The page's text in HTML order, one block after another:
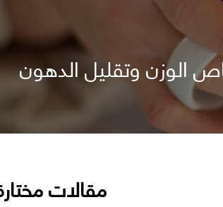
الوزن وتقليل الدهون
مقالات